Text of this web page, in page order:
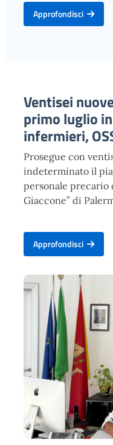
Approfondisci
Ventisei
primo luglio
infermieri,
Prosegue con
indeterminato il
personale precario
Giaccone” di
Approfondisci